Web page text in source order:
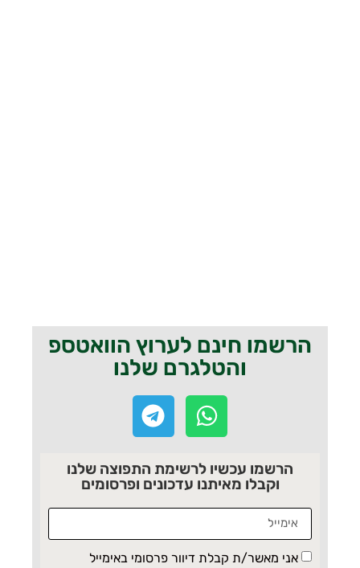
הרשמו חינם לערוץ הוואטספ
והטלגרם שלנו
הרשמו עכשיו לרשימת התפוצה שלנו
וקבלו מאיתנו עדכונים ופרסומים
אני מאשר/ת קבלת דיוור פרסומי באימייל